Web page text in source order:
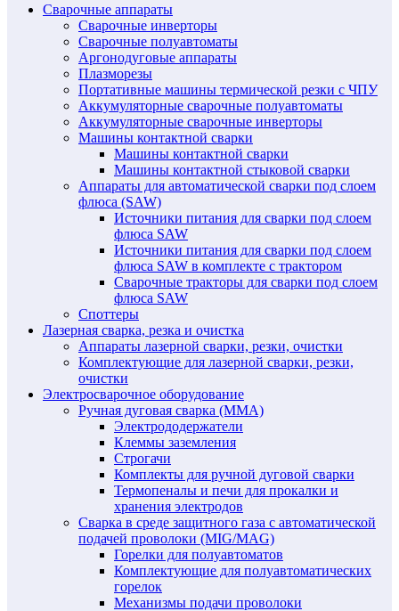
Сварочные аппараты
Сварочные инверторы
Сварочные полуавтоматы
Аргонодуговые аппараты
Плазморезы
Портативные машины термической резки с ЧПУ
Аккумуляторные сварочные полуавтоматы
Аккумуляторные сварочные инверторы
Машины контактной сварки
Машины контактной сварки
Машины контактной стыковой сварки
Аппараты для автоматической сварки под слоем
флюса (SAW)
Источники питания для сварки под слоем
флюса SAW
Источники питания для сварки под слоем
флюса SAW в комплекте с трактором
Сварочные тракторы для сварки под слоем
флюса SAW
Споттеры
Лазерная сварка, резка и очистка
Аппараты лазерной сварки, резки, очистки
Комплектующие для лазерной сварки, резки,
очистки
Электросварочное оборудование
Ручная дуговая сварка (MMA)
Электрододержатели
Клеммы заземления
Строгачи
Комплекты для ручной дуговой сварки
Термопеналы и печи для прокалки и
хранения электродов
Сварка в среде защитного газа с автоматической
подачей проволоки (MIG/MAG)
Горелки для полуавтоматов
Комплектующие для полуавтоматических
горелок
Механизмы подачи проволоки